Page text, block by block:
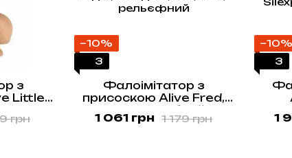
з
Little
грн
−10%
3
Фалоімітатор з
присоскою Alive Fred,
конусоподібний,
діаметр від 4,2см до
1 179 грн
1 061 грн
−10%
3
1